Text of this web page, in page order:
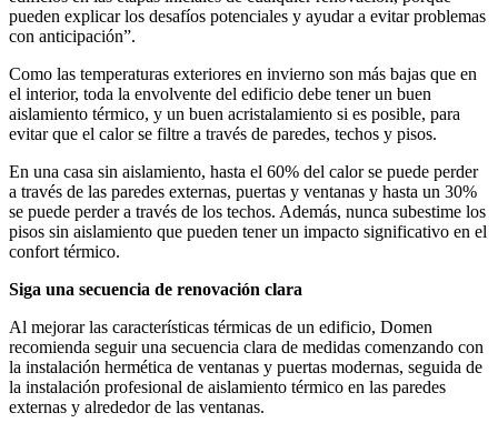
pueden explicar los desafíos potenciales y ayudar a evitar problemas
con anticipación”.
Como las temperaturas exteriores en invierno son más bajas que en
el interior, toda la envolvente del edificio debe tener un buen
aislamiento térmico, y un buen acristalamiento si es posible, para
evitar que el calor se filtre a través de paredes, techos y pisos.
En una casa sin aislamiento, hasta el 60% del calor se puede perder
a través de las paredes externas, puertas y ventanas y hasta un 30%
se puede perder a través de los techos. Además, nunca subestime los
pisos sin aislamiento que pueden tener un impacto significativo en el
confort térmico.
Siga una secuencia de renovación clara
Al mejorar las características térmicas de un edificio, Domen
recomienda seguir una secuencia clara de medidas comenzando con
la instalación hermética de ventanas y puertas modernas, seguida de
la instalación profesional de aislamiento térmico en las paredes
externas y alrededor de las ventanas.